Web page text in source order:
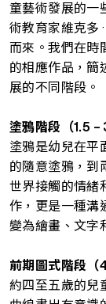
童藝術發展的一
術教育家維克多
而來。我們在時
的相應作品，簡
展的不同階段。
塗鴉階段（1.5 –
塗鴉是幼兒在平
的隨意塗鴉，到
世界接觸的情緒
作，更是一種溝
變為繪畫、文字
前期圖式階段（
約四至五歲的兒